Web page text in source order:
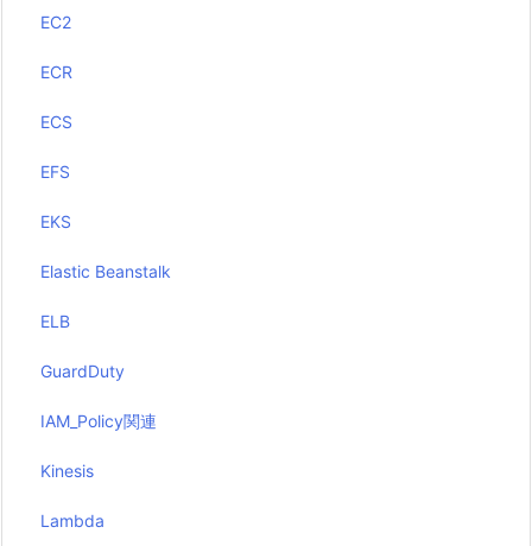
EC2
ECR
ECS
EFS
EKS
Elastic Beanstalk
ELB
GuardDuty
IAM_Policy関連
Kinesis
Lambda